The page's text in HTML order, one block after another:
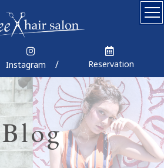
Instagram Reservation
Blog